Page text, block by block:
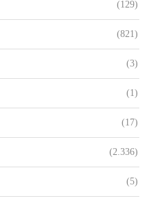
(129)
(821)
(3)
(1)
(17)
(2.336)
(5)